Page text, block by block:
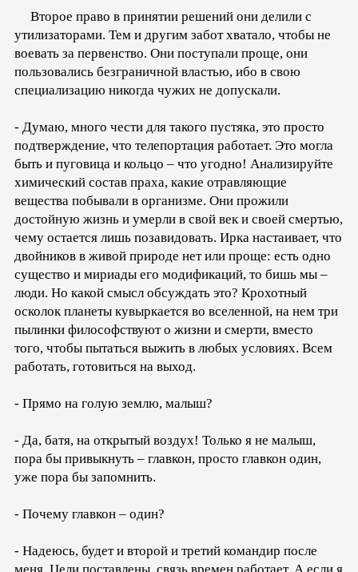
Второе право в принятии решений они делили с
утилизаторами. Тем и другим забот хватало, чтобы не
воевать за первенство. Они поступали проще, они
пользовались безграничной властью, ибо в свою
специализацию никогда чужих не допускали.
- Думаю, много чести для такого пустяка, это просто
подтверждение, что телепортация работает. Это могла
быть и пуговица и кольцо – что угодно! Анализируйте
химический состав праха, какие отравляющие
вещества побывали в организме. Они прожили
достойную жизнь и умерли в свой век и своей смертью,
чему остается лишь позавидовать. Ирка настаивает, что
двойников в живой природе нет или проще: есть одно
существо и мириады его модификаций, то бишь мы –
люди. Но какой смысл обсуждать это? Крохотный
осколок планеты кувыркается во вселенной, на нем три
пылинки философствуют о жизни и смерти, вместо
того, чтобы пытаться выжить в любых условиях. Всем
работать, готовиться на выход.
- Прямо на голую землю, малыш?
- Да, батя, на открытый воздух! Только я не малыш,
пора бы привыкнуть – главкон, просто главкон один,
уже пора бы запомнить.
- Почему главкон – один?
- Надеюсь, будет и второй и третий командир после